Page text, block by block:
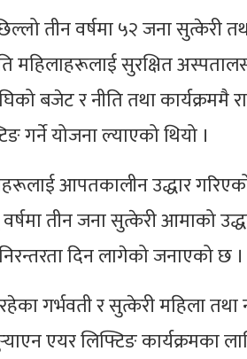
तीन वर्षमा ५२ जना सुत्केरी
महिलाहरूलाई सुरक्षित
बजेट र नीति तथा कार्यक्रममै
गर्ने योजना ल्याएको थियो ।
आपतकालीन उद्धार
तीन जना सुत्केरी आमाको
दिन लागेको जनाएको छ ।
गर्भवती र सुत्केरी महिला
एयर लिफ्टिङ कार्यक्रमका